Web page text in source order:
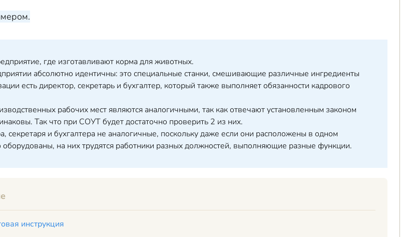
где изготавливают корма для животных.
абсолютно идентичны: это специальные станки, смешивающие различные ингредиенты
есть директор, секретарь и бухгалтер, который также выполняет обязанности кадрового
рабочих мест являются аналогичными, так как отвечают установленным законом
Так что при СОУТ будет достаточно проверить 2 из них.
секретаря и бухгалтера не аналогичные, поскольку даже если они расположены в одном
на них трудятся работники разных должностей, выполняющие разные функции.
инструкция